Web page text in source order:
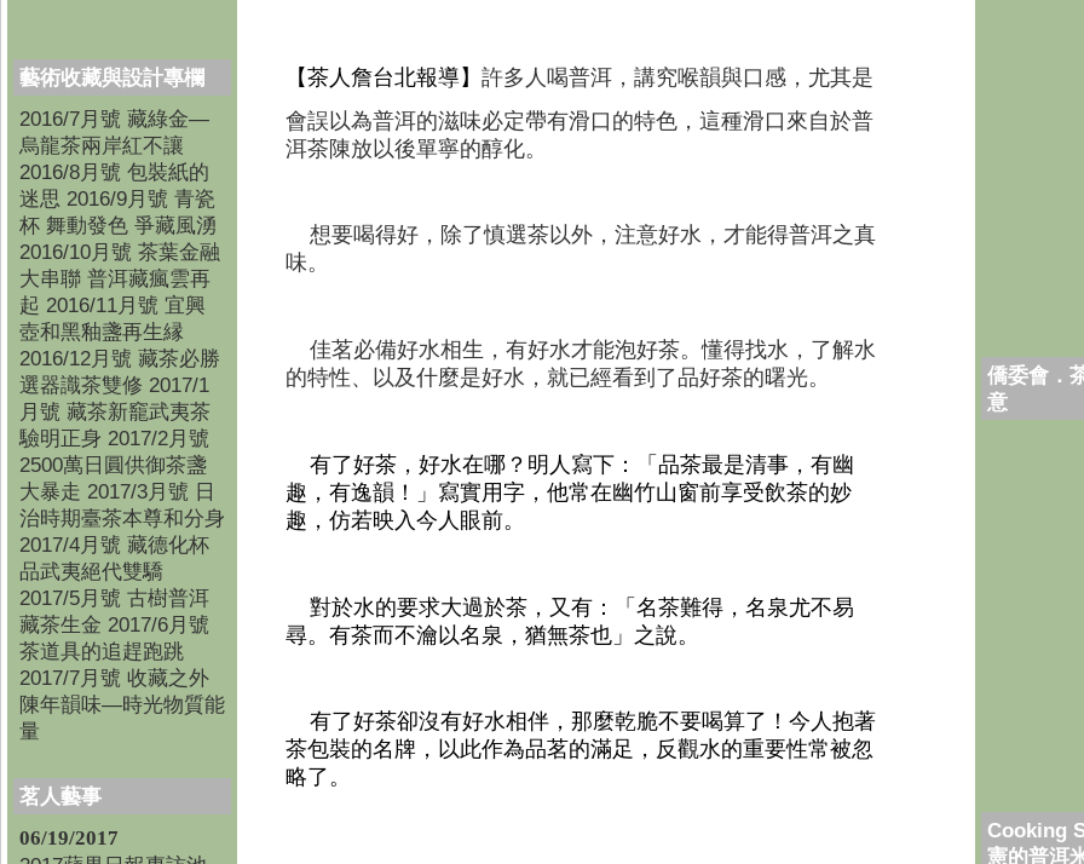
藝術收藏與設計專欄
2016/7月號 藏綠金—
烏龍茶兩岸紅不讓
2016/8月號 包裝紙的
迷思 2016/9月號 青瓷
杯 舞動發色 爭藏風湧
2016/10月號 茶葉金融
大串聯 普洱藏瘋雲再
起 2016/11月號 宜興
壺和黑釉盞再生縁
2016/12月號 藏茶必勝
選器識茶雙修 2017/1
月號 藏茶新竉武夷茶
驗明正身 2017/2月號
2500萬日圓供御茶盞
大暴走 2017/3月號 日
治時期臺茶本尊和分身
2017/4月號 藏德化杯
品武夷絕代雙驕
2017/5月號 古樹普洱
藏茶生金 2017/6月號
茶道具的追趕跑跳
2017/7月號 收藏之外
陳年韻味—時光物質能
量
茗人藝事
06/19/2017
【茶人詹台北報導】 許多人喝普洱，講究喉韻與口感，尤其是
會誤以為普洱的滋味必定帶有滑口的特色，這種滑口來自於普
洱茶陳放以後單寧的醇化。
想要喝得好，除了慎選茶以外，注意好水，才能得普洱之真
味。
佳茗必備好水相生，有好水才能泡好茶。懂得找水，了解水
的特性、以及什麼是好水，就已經看到了品好茶的曙光。
有了好茶，好水在哪？明人寫下：「品茶最是清事，有幽
趣，有逸韻！」寫實用字，他常在幽竹山窗前享受飲茶的妙
趣，仿若映入今人眼前。
對於水的要求大過於茶，又有：「名茶難得，名泉尤不易
尋。有茶而不瀹以名泉，猶無茶也」之說。
有了好茶卻沒有好水相伴，那麼乾脆不要喝算了！今人抱著
茶包裝的名牌，以此作為品茗的滿足，反觀水的重要性常被忽
略了。
僑委會．
意
Cooking
憲的普洱